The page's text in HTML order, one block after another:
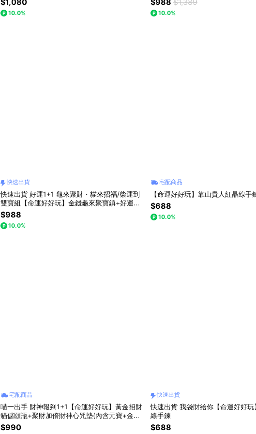
10.0% 10.0%
快速出貨
快速出貨 好運1+1 龜來聚財・貓來招福/柴運到
雙寶組【命運好好玩】金錢龜來聚寶鎮+好運敲
敲來/財氣敲敲來(兩款任選)
$988
10.0%
宅配商品
【命運好好玩】靠山貴人紅晶線手
$688
10.0%
宅配商品
喵一出手 財神報到1+1【命運好好玩】黃金招財
貓儲願瓶+聚財加倍財神心咒墊(內含元寶+金條
+花生)
$990
快速出貨
快速出貨 我袋財給你【命運好好
線手鍊
$688